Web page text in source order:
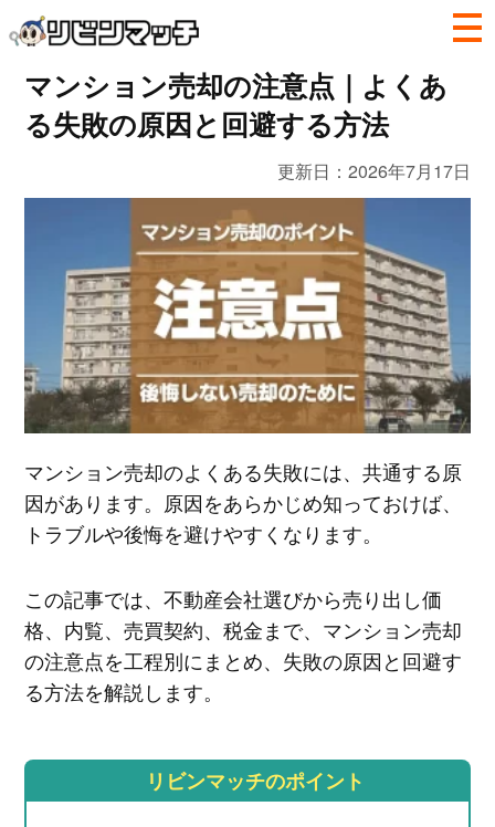
マンション売却の注意点｜よくあ
る失敗の原因と回避する方法
更新日：2026年7月17日
マンション売却のよくある失敗には、共通する原
因があります。原因をあらかじめ知っておけば、
トラブルや後悔を避けやすくなります。
この記事では、不動産会社選びから売り出し価
格、内覧、売買契約、税金まで、マンション売却
の注意点を工程別にまとめ、失敗の原因と回避す
る方法を解説します。
リビンマッチのポイント